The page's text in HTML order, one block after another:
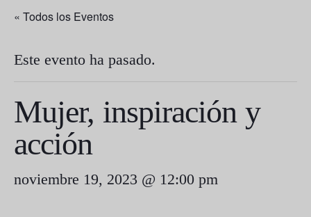
« Todos los Eventos
Este evento ha pasado.
Mujer, inspiración y
acción
noviembre 19, 2023 @ 12:00 pm